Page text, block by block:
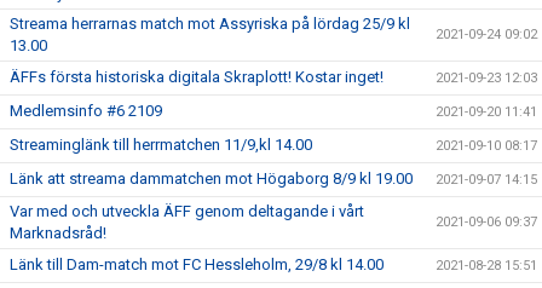
Streama herrarnas match mot Assyriska på lördag 25/9 kl
13.00
2021-09-24 09:02
ÄFFs första historiska digitala Skraplott! Kostar inget! 2021-09-23 12:03
Medlemsinfo #6 2109 2021-09-20 11:41
Streaminglänk till herrmatchen 11/9,kl 14.00 2021-09-10 08:17
Länk att streama dammatchen mot Högaborg 8/9 kl 19.00 2021-09-07 14:15
Var med och utveckla ÄFF genom deltagande i vårt
Marknadsråd!
2021-09-06 09:37
Länk till Dam-match mot FC Hessleholm, 29/8 kl 14.00 2021-08-28 15:51